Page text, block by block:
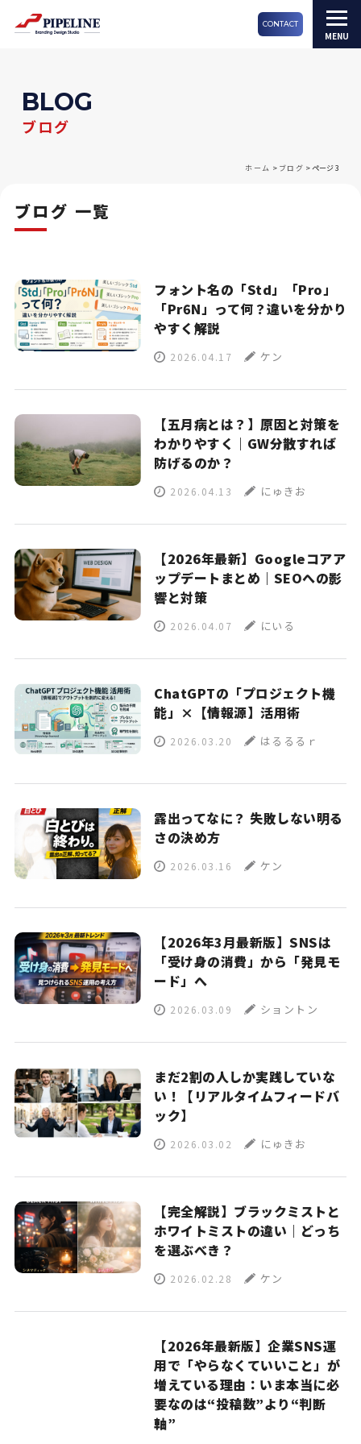
CONTACT
BLOG
ブログ
ホーム > ブログ >ページ 3
ブログ 一覧
フォント名の「Std」「Pro」
「Pr6N」って何？違いを分かり
やすく解説
2026.04.17 ケン
【五月病とは？】原因と対策を
わかりやすく｜GW分散すれば
防げるのか？
2026.04.13 にゅきお
【2026年最新】Googleコアア
ップデートまとめ｜SEOへの影
響と対策
2026.04.07 にいる
ChatGPTの「プロジェクト機
能」×【情報源】活用術
2026.03.20 はるるるｒ
露出ってなに？ 失敗しない明る
さの決め方
2026.03.16 ケン
【2026年3月最新版】SNSは
「受け身の消費」から「発見モ
ード」へ
2026.03.09 ショントン
まだ2割の人しか実践していな
い！【リアルタイムフィードバ
ック】
2026.03.02 にゅきお
【完全解説】ブラックミストと
ホワイトミストの違い｜どっち
を選ぶべき？
2026.02.28 ケン
【2026年最新版】企業SNS運
用で「やらなくていいこと」が
増えている理由：いま本当に必
要なのは“投稿数”より“判断
軸”